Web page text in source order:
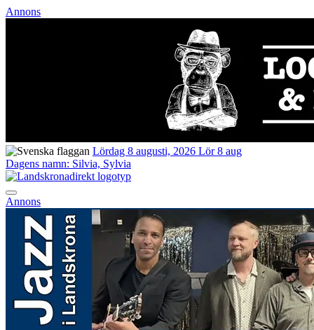
Annons
Lördag 8 augusti, 2026 Lör 8 aug
Dagens namn: Silvia, Sylvia
Annons